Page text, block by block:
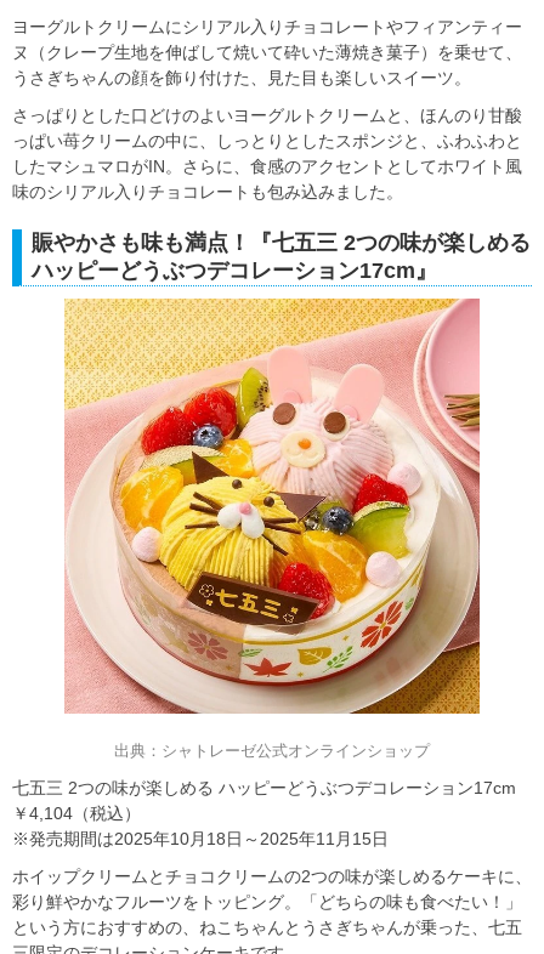
ヨーグルトクリームにシリアル入りチョコレートやフィアンティー
ヌ（クレープ生地を伸ばして焼いて砕いた薄焼き菓子）を乗せて、
うさぎちゃんの顔を飾り付けた、見た目も楽しいスイーツ。
さっぱりとした口どけのよいヨーグルトクリームと、ほんのり甘酸
っぱい苺クリームの中に、しっとりとしたスポンジと、ふわふわと
したマシュマロがIN。さらに、食感のアクセントとしてホワイト風
味のシリアル入りチョコレートも包み込みました。
賑やかさも味も満点！『七五三 2つの味が楽しめる
ハッピーどうぶつデコレーション17cm』
出典：シャトレーゼ公式オンラインショップ
七五三 2つの味が楽しめる ハッピーどうぶつデコレーション17cm
￥4,104（税込）
※発売期間は2025年10月18日～2025年11月15日
ホイップクリームとチョコクリームの2つの味が楽しめるケーキに、
彩り鮮やかなフルーツをトッピング。「どちらの味も食べたい！」
という方におすすめの、ねこちゃんとうさぎちゃんが乗った、七五